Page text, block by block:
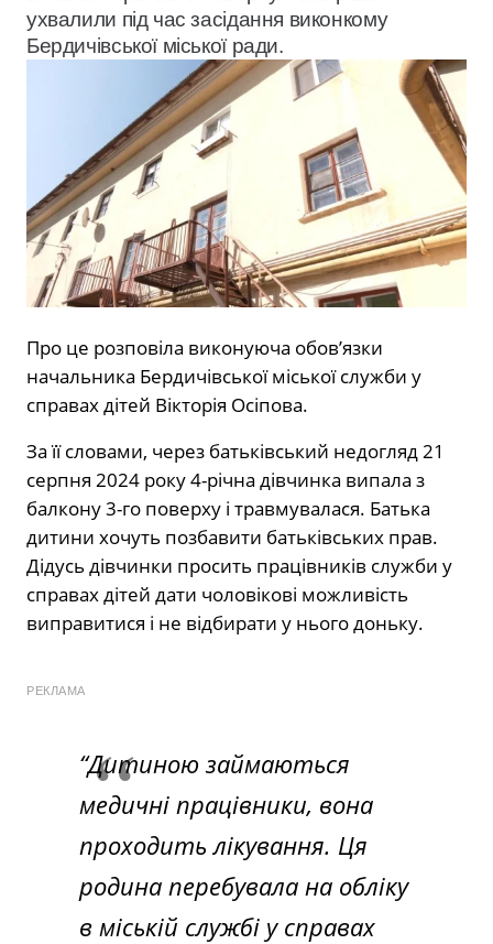
ухвалили під час засідання виконкому
Бердичівської міської ради.
Про це розповіла виконуюча обов’язки
начальника Бердичівської міської служби у
справах дітей Вікторія Осіпова.
За її словами, через батьківський недогляд 21
серпня 2024 року 4-річна дівчинка випала з
балкону 3-го поверху і травмувалася. Батька
дитини хочуть позбавити батьківських прав.
Дідусь дівчинки просить працівників служби у
справах дітей дати чоловікові можливість
виправитися і не відбирати у нього доньку.
РЕКЛАМА
“Дитиною займаються
медичні працівники, вона
проходить лікування. Ця
родина перебувала на обліку
в міській службі у справах